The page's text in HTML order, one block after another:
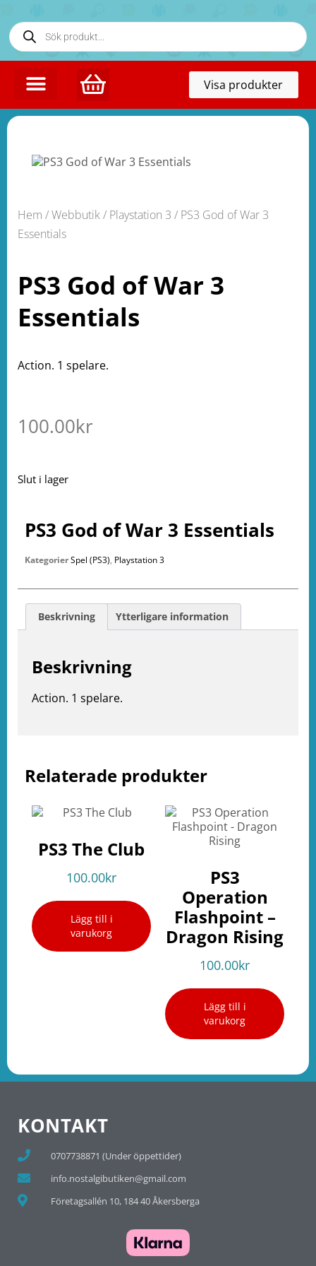
Visa produkter
Hem /Webbutik/ Playstation 3 / PS3 God of War 3
Essentials
PS3 God of War 3
Essentials
Action. 1 spelare.
100.00kr
Slut i lager
Relaterade produkter
PS3 The Club
100.00kr
Lägg till i
varukorg
PS3
Operation
Flashpoint –
Dragon Rising
100.00kr
Lägg till i
varukorg
PS3 God of War 3 Essentials
KategorierSpel (PS3), Playstation 3
Beskrivning Ytterligare information
Beskrivning
Action. 1 spelare.
KONTAKT
0707738871 (Under öppettider)
info.nostalgibutiken@gmail.com
Företagsallén 10, 184 40 Åkersberga